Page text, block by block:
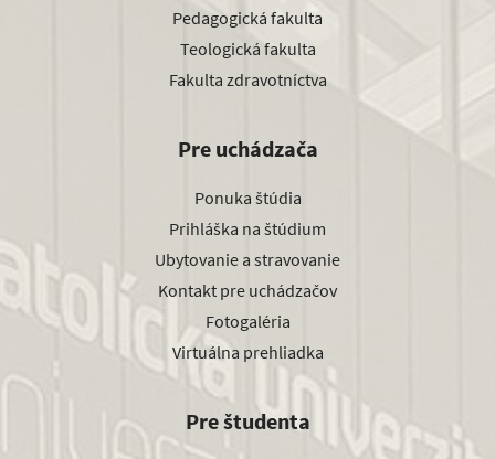
Pedagogická fakulta
Teologická fakulta
Fakulta zdravotníctva
Pre uchádzača
Ponuka štúdia
Prihláška na štúdium
Ubytovanie a stravovanie
Kontakt pre uchádzačov
Fotogaléria
Virtuálna prehliadka
Pre študenta